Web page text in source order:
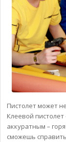
Пистолет может
Клеевой
аккуратным –
сможешь